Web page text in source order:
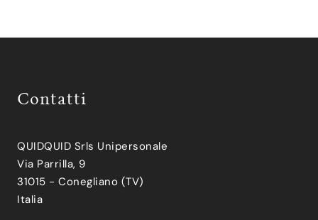
Contatti
QUIDQUID Srls Unipersonale
Via Parrilla, 9
31015 - Conegliano (TV)
Italia